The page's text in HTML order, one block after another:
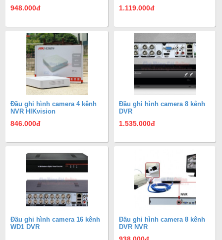
948.000đ 1.119.000đ
Đầu ghi hình camera 4 kênh
NVR HIKvision
846.000đ
Đầu ghi hình camera 8 kênh
DVR
1.535.000đ
Đầu ghi hình camera 16 kênh
WD1 DVR
Đầu ghi hình camera 8 kênh
DVR NVR